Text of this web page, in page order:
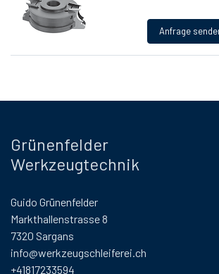
Grünenfelder
Werkzeugtechnik
Guido Grünenfelder
Markthallenstrasse 8
7320 Sargans
info@werkzeugschleiferei.ch
+41817233594